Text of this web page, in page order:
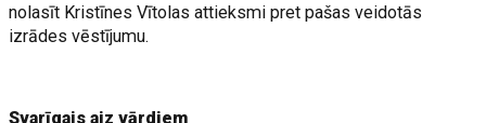
nolasīt Kristīnes Vītolas attieksmi pret pašas veidotās
izrādes vēstījumu.
Svarīgais aiz vārdiem